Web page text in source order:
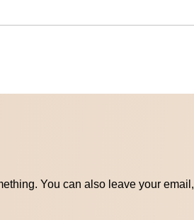
You can also leave your email,